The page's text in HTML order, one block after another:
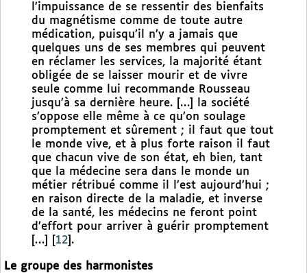
l’impuissance de se ressentir des bienfaits
du magnétisme comme de toute autre
médication, puisqu’il n’y a jamais que
quelques uns de ses membres qui peuvent
en réclamer les services, la majorité étant
obligée de se laisser mourir et de vivre
seule comme lui recommande Rousseau
jusqu’à sa dernière heure. […] la société
s’oppose elle même à ce qu’on soulage
promptement et sûrement ; il faut que tout
le monde vive, et à plus forte raison il faut
que chacun vive de son état, eh bien, tant
que la médecine sera dans le monde un
métier rétribué comme il l’est aujourd’hui ;
en raison directe de la maladie, et inverse
de la santé, les médecins ne feront point
d’effort pour arriver à guérir promptement
[…]
12 .
Le groupe des harmonistes